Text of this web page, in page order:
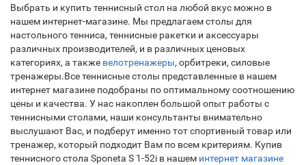
Выбрать и купить теннисный стол на любой вкус можно в
нашем интернет-магазине. Мы предлагаем столы для
настольного тенниса, теннисные ракетки и аксессуары
различных производителей, и в различных ценовых
категориях, а также велотренажеры, орбитреки, силовые
тренажеры.Все теннисные столы представленные в нашем
интернет магазине подобраны по оптимальному соотношению
цены и качества. У нас накоплен большой опыт работы с
теннисными столами, наши консультанты внимательно
выслушают Вас, и подберут именно тот спортивный товар или
тренажер, который подходит Вам по всем критериям. Купив
теннисного стола Sponeta S 1-52i в нашем интернет магазине